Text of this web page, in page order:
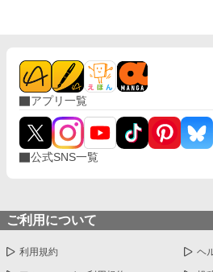
アプリ一覧
公式SNS一覧
ご利用について
利用規約 ヘ